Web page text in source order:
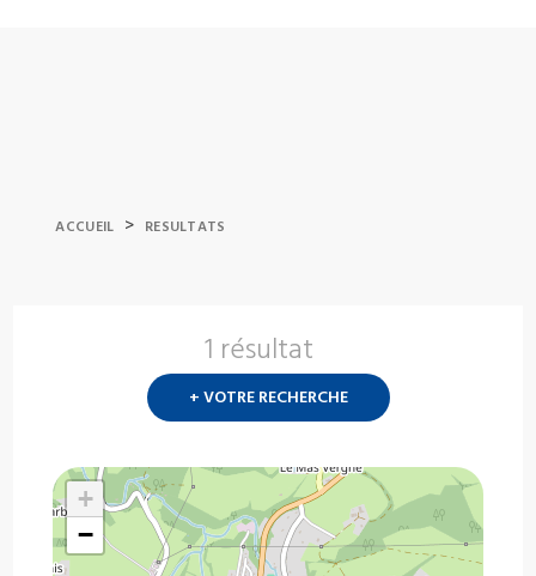
ACCUEIL > RESULTATS
1 résultat
+ VOTRE RECHERCHE
+
−